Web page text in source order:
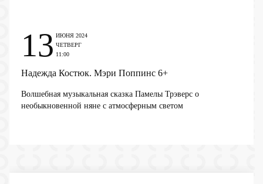
Надежда Костюк. Мэри Поппинс 6+
Волшебная музыкальная сказка Памелы Трэверс о
необыкновенной няне с атмосферным светом
13 ИЮНЯ 2024
ЧЕТВЕРГ
11:00